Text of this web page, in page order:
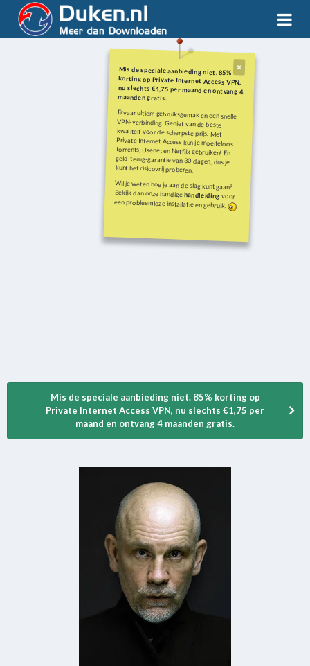
Mis de speciale aanbieding niet. 85%
korting op Private Internet Access VPN,
nu slechts €1,75 per maand en ontvang 4
maanden gratis.
Ervaar ultiem gebruiksgemak en een snelle
VPN-verbinding. Geniet van de beste
kwaliteit voor de scherpste prijs. Met
Private Internet Access kun je moeiteloos
torrents, Usenet en Netflix gebruiken! En
geld-terug-garantie van 30 dagen, dus je
kunt het risicovrij proberen.
Wil je weten hoe je aan de slag kunt gaan?
Bekijk dan onze handigehandleiding voor
een probleemloze installatie en gebruik.
Mis de speciale aanbieding niet. 85% korting op
Private Internet Access VPN, nu slechts €1,75 per
maand en ontvang 4 maanden gratis.